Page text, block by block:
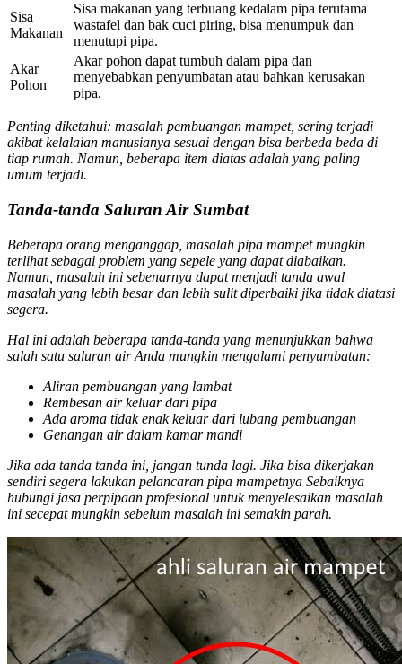
Sisa
Makanan
Sisa makanan yang terbuang kedalam pipa terutama
wastafel dan bak cuci piring, bisa menumpuk dan
menutupi pipa.
Akar
Pohon
Akar pohon dapat tumbuh dalam pipa dan
menyebabkan penyumbatan atau bahkan kerusakan
pipa.
Penting diketahui: masalah pembuangan mampet, sering terjadi
akibat kelalaian manusianya sesuai dengan bisa berbeda beda di
tiap rumah. Namun, beberapa item diatas adalah yang paling
umum terjadi.
Tanda-tanda Saluran Air Sumbat
Beberapa orang menganggap, masalah pipa mampet mungkin
terlihat sebagai problem yang sepele yang dapat diabaikan.
Namun, masalah ini sebenarnya dapat menjadi tanda awal
masalah yang lebih besar dan lebih sulit diperbaiki jika tidak diatasi
segera.
Hal ini adalah beberapa tanda-tanda yang menunjukkan bahwa
salah satu saluran air Anda mungkin mengalami penyumbatan:
Aliran pembuangan yang lambat
Rembesan air keluar dari pipa
Ada aroma tidak enak keluar dari lubang pembuangan
Genangan air dalam kamar mandi
Jika ada tanda tanda ini, jangan tunda lagi. Jika bisa dikerjakan
sendiri segera lakukan pelancaran pipa mampetnya Sebaiknya
hubungi jasa perpipaan profesional untuk menyelesaikan masalah
ini secepat mungkin sebelum masalah ini semakin parah.